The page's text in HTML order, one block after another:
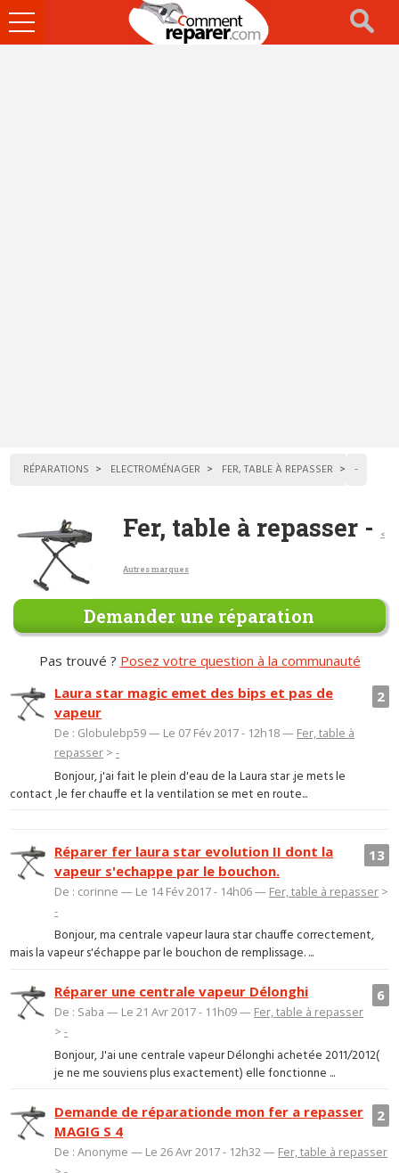
Ouvrir
le
RÉPARATIONS ELECTROMÉNAGER FER, TABLE À REPASSER -
Fer, table à repasser - <
Autres marques
Demander une réparation
Pas trouvé ? Posez votre question à la communauté
2
Laura star magic emet des bips et pas de
vapeur
De : Globulebp59 — Le 07 Fév 2017 - 12h18 — Fer, table à
repasser >-
Bonjour, j'ai fait le plein d'eau de la Laura star .je mets le
contact ,le fer chauffe et la ventilation se met en route...
13
Réparer fer laura star evolution II dont la
vapeur s'echappe par le bouchon.
De : corinne — Le 14 Fév 2017 - 14h06 — Fer, table à repasser >
-
Bonjour, ma centrale vapeur laura star chauffe correctement,
mais la vapeur s'échappe par le bouchon de remplissage. ...
6
Réparer une centrale vapeur Délonghi
De : Saba — Le 21 Avr 2017 - 11h09 — Fer, table à repasser
>-
Bonjour, J'ai une centrale vapeur Délonghi achetée 2011/2012(
je ne me souviens plus exactement) elle fonctionne ...
2
Demande de réparationde mon fer a repasser
MAGIG S 4
De : Anonyme — Le 26 Avr 2017 - 12h32 — Fer, table à repasser